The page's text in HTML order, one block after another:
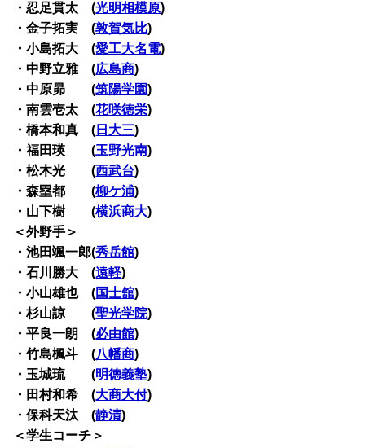
・忍足貫太 (光明相模原)
・金子拓実 (敦賀気比)
・小島拓大 (愛工大名電)
・中野立雅 (広島商)
・中原昴 (筑陽学園)
・南雲壱太 (花咲徳栄)
・橋本和真 ( 日大三)
・福田瑛 (玉野光南)
・松木光 (西武台)
・森塁都 (柳ケ浦)
・山下樹 (横浜商大)
＜外野手＞
・池田颯一郎(秀岳館)
・石川勝大 (遠軽)
・小山雄也 (国士舘)
・杉山諒 (聖光学院)
・平良一朗 (必由館)
・竹島楓斗 (八幡商)
・玉城琉 (明徳義塾)
・田村和希 (大商大付)
・保科天汰 (静清)
＜学生コーチ＞